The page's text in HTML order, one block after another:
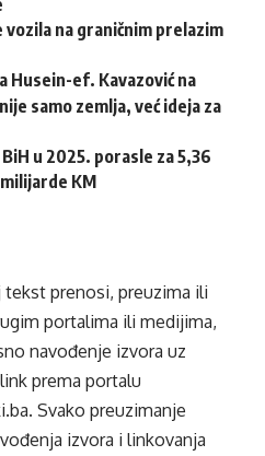
vozila na graničnim prelazim
Husein-ef. Kavazović na
samo zemlja, već ideja za
u 2025. porasle za 5,36
KM
prenosi, preuzima ili
portalima ili medijima,
navođenje izvora uz
prema portalu
. Svako preuzimanje
izvora i linkovanja